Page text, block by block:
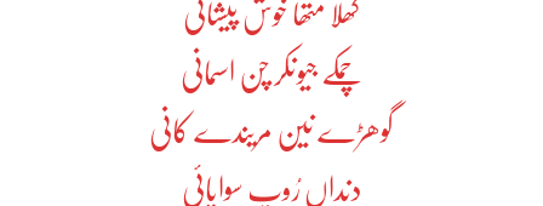
کھلا متھا خوش پیشانی
چمکے جیونکر چن اسمانی
گوھڑے نین مریندے کانی
دنداں رُوپ سوایائی